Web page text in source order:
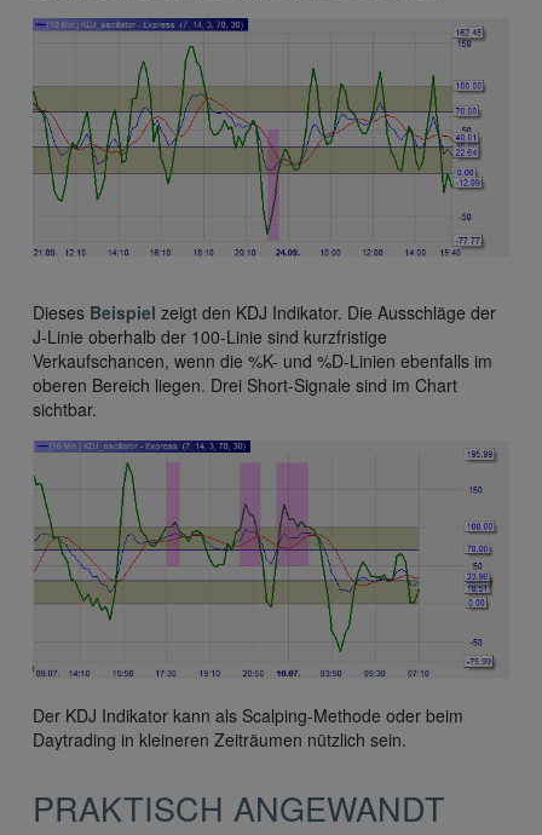
Dieses Beispiel zeigt den KDJ Indikator. Die Ausschläge der
J-Linie oberhalb der 100-Linie sind kurzfristige
Verkaufschancen, wenn die %K- und %D-Linien ebenfalls im
oberen Bereich liegen. Drei Short-Signale sind im Chart
sichtbar.
Der KDJ Indikator kann als Scalping-Methode oder beim
Daytrading in kleineren Zeiträumen nützlich sein.
PRAKTISCH ANGEWANDT